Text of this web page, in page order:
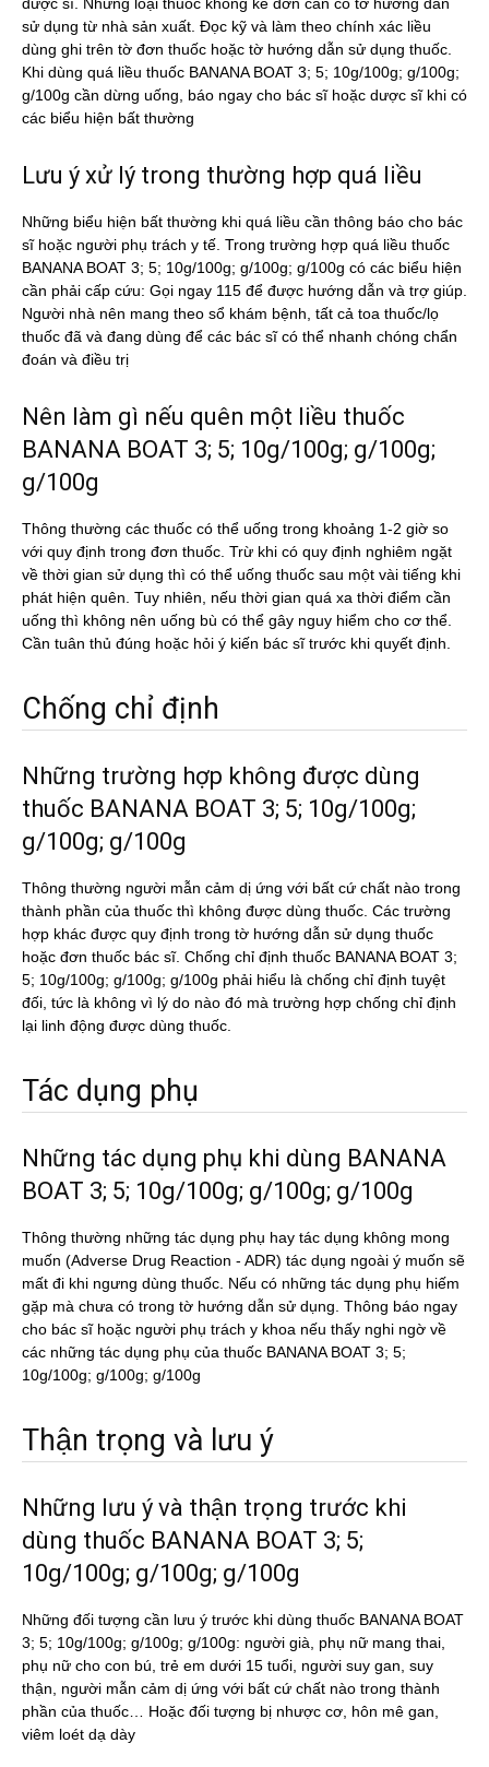
sử dụng từ nhà sản xuất. Đọc kỹ và làm theo chính xác liều
dùng ghi trên tờ đơn thuốc hoặc tờ hướng dẫn sử dụng thuốc.
Khi dùng quá liều thuốc BANANA BOAT 3; 5; 10g/100g; g/100g;
g/100g cần dừng uống, báo ngay cho bác sĩ hoặc dược sĩ khi có
các biểu hiện bất thường
Lưu ý xử lý trong thường hợp quá liều
Những biểu hiện bất thường khi quá liều cần thông báo cho bác
sĩ hoặc người phụ trách y tế. Trong trường hợp quá liều thuốc
BANANA BOAT 3; 5; 10g/100g; g/100g; g/100g có các biểu hiện
cần phải cấp cứu: Gọi ngay 115 để được hướng dẫn và trợ giúp.
Người nhà nên mang theo sổ khám bệnh, tất cả toa thuốc/lọ
thuốc đã và đang dùng để các bác sĩ có thể nhanh chóng chẩn
đoán và điều trị
Nên làm gì nếu quên một liều thuốc
BANANA BOAT 3; 5; 10g/100g; g/100g;
g/100g
Thông thường các thuốc có thể uống trong khoảng 1-2 giờ so
với quy định trong đơn thuốc. Trừ khi có quy định nghiêm ngặt
về thời gian sử dụng thì có thể uống thuốc sau một vài tiếng khi
phát hiện quên. Tuy nhiên, nếu thời gian quá xa thời điểm cần
uống thì không nên uống bù có thể gây nguy hiểm cho cơ thể.
Cần tuân thủ đúng hoặc hỏi ý kiến bác sĩ trước khi quyết định.
Chống chỉ định
Những trường hợp không được dùng
thuốc BANANA BOAT 3; 5; 10g/100g;
g/100g; g/100g
Thông thường người mẫn cảm dị ứng với bất cứ chất nào trong
thành phần của thuốc thì không được dùng thuốc. Các trường
hợp khác được quy định trong tờ hướng dẫn sử dụng thuốc
hoặc đơn thuốc bác sĩ. Chống chỉ định thuốc BANANA BOAT 3;
5; 10g/100g; g/100g; g/100g phải hiểu là chống chỉ định tuyệt
đối, tức là không vì lý do nào đó mà trường hợp chống chỉ định
lại linh động được dùng thuốc.
Tác dụng phụ
Những tác dụng phụ khi dùng BANANA
BOAT 3; 5; 10g/100g; g/100g; g/100g
Thông thường những tác dụng phụ hay tác dụng không mong
muốn (Adverse Drug Reaction - ADR) tác dụng ngoài ý muốn sẽ
mất đi khi ngưng dùng thuốc. Nếu có những tác dụng phụ hiếm
gặp mà chưa có trong tờ hướng dẫn sử dụng. Thông báo ngay
cho bác sĩ hoặc người phụ trách y khoa nếu thấy nghi ngờ về
các những tác dụng phụ của thuốc BANANA BOAT 3; 5;
10g/100g; g/100g; g/100g
Thận trọng và lưu ý
Những lưu ý và thận trọng trước khi
dùng thuốc BANANA BOAT 3; 5;
10g/100g; g/100g; g/100g
Những đối tượng cần lưu ý trước khi dùng thuốc BANANA BOAT
3; 5; 10g/100g; g/100g; g/100g: người già, phụ nữ mang thai,
phụ nữ cho con bú, trẻ em dưới 15 tuổi, người suy gan, suy
thận, người mẫn cảm dị ứng với bất cứ chất nào trong thành
phần của thuốc… Hoặc đối tượng bị nhược cơ, hôn mê gan,
viêm loét dạ dày